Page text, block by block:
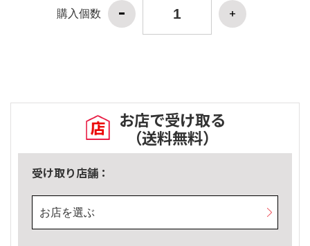
購入個数
お店で受け取る
（送料無料）
受け取り店舗：
お店を選ぶ